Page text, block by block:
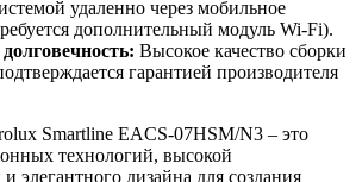
удаленно через мобильное
дополнительный модуль Wi-Fi).
Высокое качество сборки
гарантией производителя
Smartline EACS-07HSM/N3 – это
технологий, высокой
элегантного дизайна для создания